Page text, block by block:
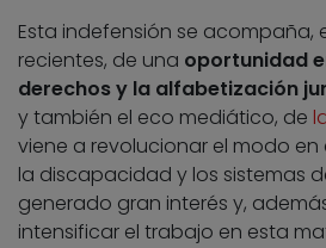
Esta indefensión se acompaña,
recientes, de una oportunidad
derechos y la alfabetización
y también el eco mediático, de
viene a revolucionar el modo
la discapacidad y los sistemas
generado gran interés y,
intensificar el trabajo en esta